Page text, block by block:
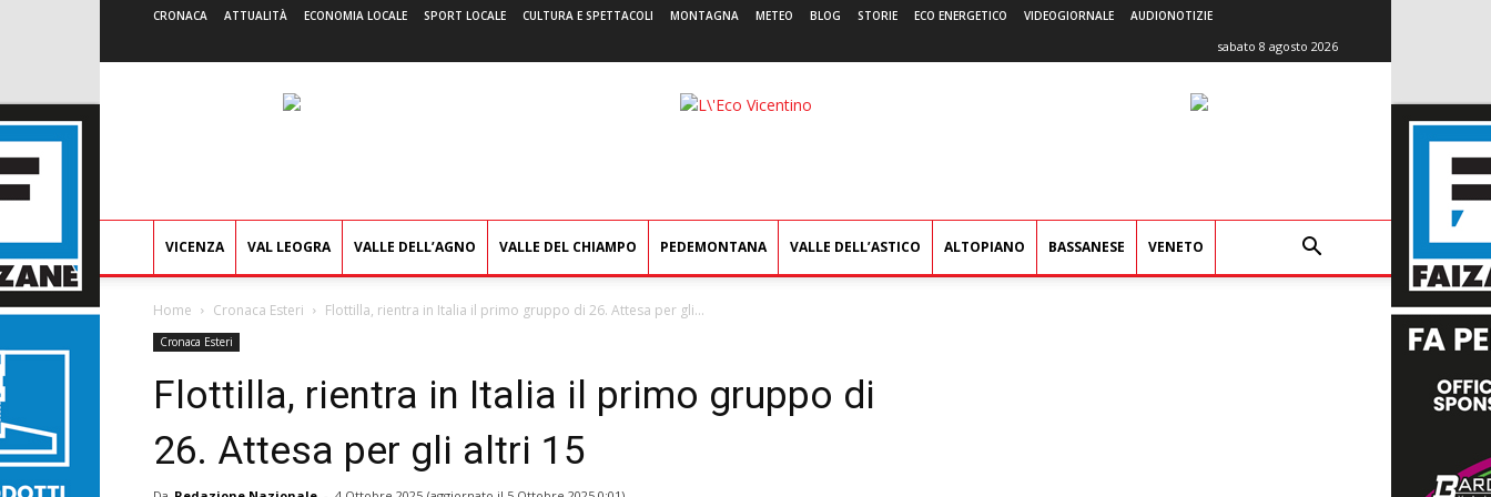
CRONACA ATTUALITÀ ECONOMIA LOCALE SPORT LOCALE CULTURA E SPETTACOLI MONTAGNA METEO BLOG STORIE ECO ENERGETICO VIDEOGIORNALE AUDIONOTIZIE
sabato 8 agosto 2026
L'Eco
VICENZA VAL LEOGRA VALLE DELL’AGNO VALLE DEL CHIAMPO PEDEMONTANA VALLE DELL’ASTICO ALTOPIANO BASSANESE VENETO
Home Cronaca Esteri Flottilla, rientra in Italia il primo gruppo di 26. Attesa per gli...
Cronaca Esteri
Flottilla, rientra in Italia il primo gruppo di
26. Attesa per gli altri 15